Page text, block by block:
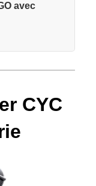
avec
CYC